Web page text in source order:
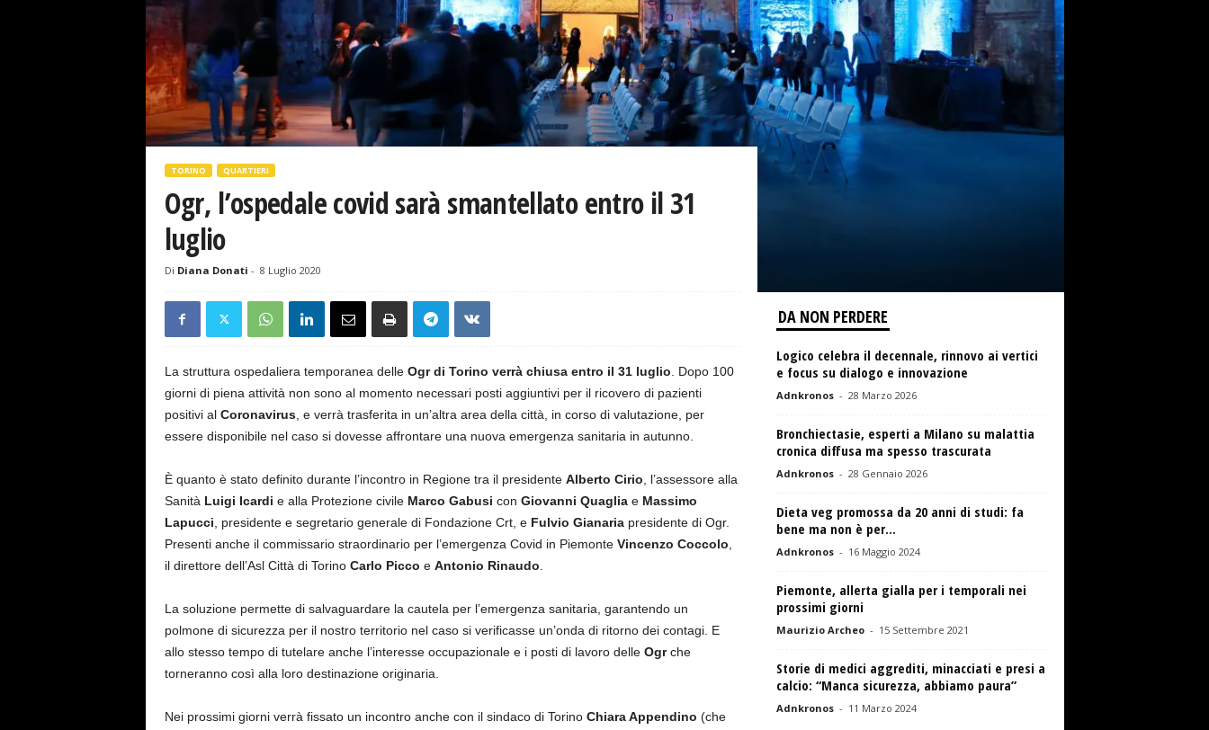
TORINO QUARTIERI
Ogr, l’ospedale covid sarà smantellato entro il 31
luglio
Di Diana Donati - 8 Luglio 2020
La struttura ospedaliera temporanea delle Ogr di Torino verrà chiusa entro il 31 luglio . Dopo 100
giorni di piena attività non sono al momento necessari posti aggiuntivi per il ricovero di pazienti
positivi alCoronavirus, e verrà trasferita in un’altra area della città, in corso di valutazione, per
essere disponibile nel caso si dovesse affrontare una nuova emergenza sanitaria in autunno.
È quanto è stato definito durante l’incontro in Regione tra il presidente Alberto Cirio , l’assessore alla
Sanità Luigi Icardi e alla Protezione civile Marco Gabusi con Giovanni Quaglia e Massimo
Lapucci , presidente e segretario generale di Fondazione Crt, e Fulvio Gianariapresidente di Ogr.
Presenti anche il commissario straordinario per l’emergenza Covid in Piemonte Vincenzo Coccolo
il direttore dell’Asl Città di TorinoCarlo Picco e Antonio Rinaudo
La soluzione permette di salvaguardare la cautela per l’emergenza sanitaria, garantendo un
polmone di sicurezza per il nostro territorio nel caso si verificasse un’onda di ritorno dei contagi. E
allo stesso tempo di tutelare anche l’interesse occupazionale e i posti di lavoro delle Ogrche
torneranno così alla loro destinazione originaria.
Nei prossimi giorni verrà fissato un incontro anche con il sindaco di Torino Chiara Appendino (che
DA NON PERDERE
Logico celebra il decennale, rinnovo ai vertici
e focus su dialogo e innovazione
Adnkronos - 28 Marzo 2026
Bronchiectasie, esperti a Milano su malattia
cronica diffusa ma spesso trascurata
Adnkronos - 28 Gennaio 2026
Dieta veg promossa da 20 anni di studi: fa
bene ma non è per...
Adnkronos - 16 Maggio 2024
Piemonte, allerta gialla per i temporali nei
prossimi giorni
Maurizio Archeo - 15 Settembre 2021
Storie di medici aggrediti, minacciati e presi a
calcio: “Manca sicurezza, abbiamo paura”
Adnkronos - 11 Marzo 2024